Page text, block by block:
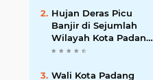
Mengikuti
Hujan Deras Picu
Banjir di Sejumlah
Wilayah Kota Padang,
Warga Dievakuasi dan
Banjir Susulan
Wali Kota Padang